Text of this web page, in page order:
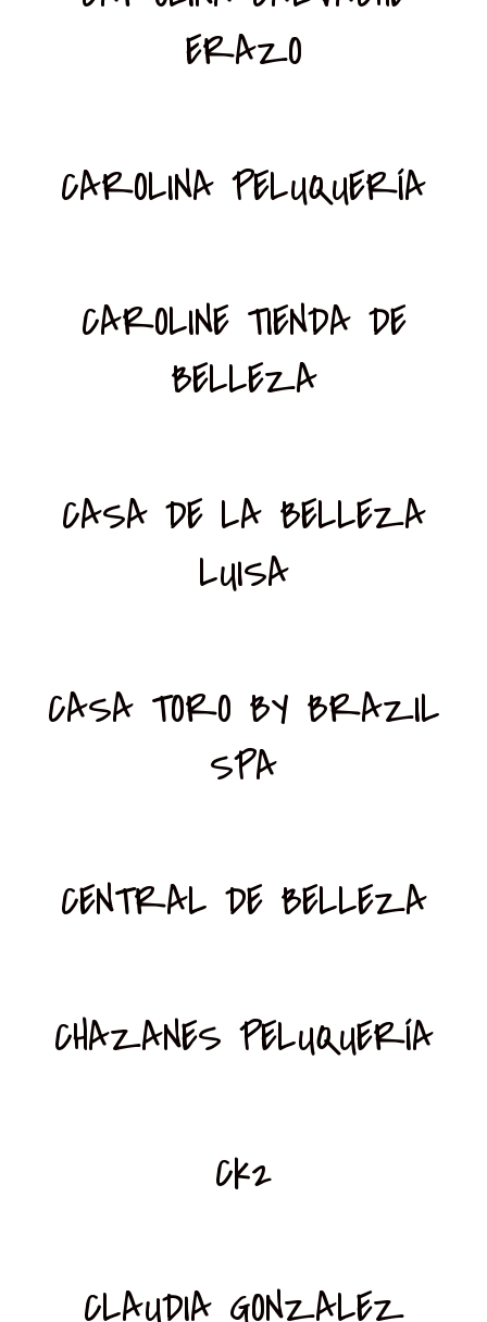
ERAZO
CAROLINA PELUQUERÍA
CAROLINE TIENDA DE
BELLEZA
CASA DE LA BELLEZA
LUISA
CASA TORO BY BRAZIL
SPA
CENTRAL DE BELLEZA
CHAZANES PELUQUERÍA
Ck2
CLAUDIA GONZALEZ